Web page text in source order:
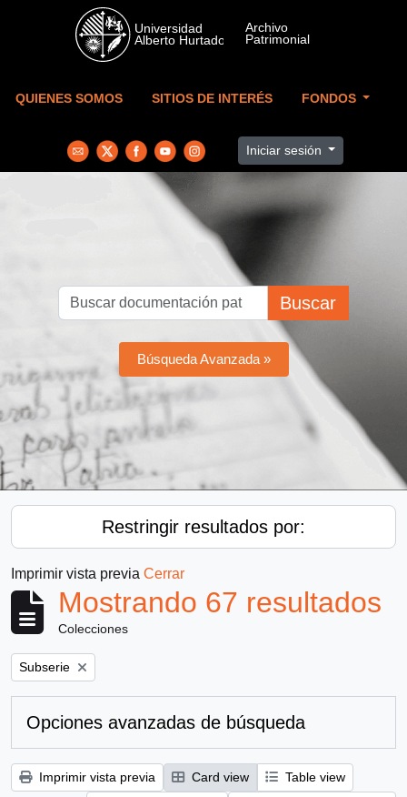
Skip to main content
QUIENES SOMOS SITIOS DE INTERÉS FONDOS
Iniciar sesión
Buscar
Búsqueda Avanzada »
Restringir resultados por:
Imprimir vista previa Cerrar
Mostrando 67 resultados
Colecciones
Remove filter:
Subserie
Opciones avanzadas de búsqueda
Imprimir vista previa Card view
Table view